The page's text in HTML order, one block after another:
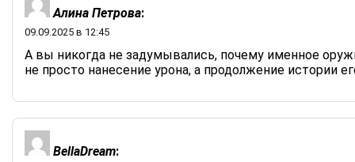
Алина Петрова:
09.09.2025 в 12:45
А вы никогда не задумывались, почему именное
не просто нанесение урона, а продолжение истории
BellaDream: